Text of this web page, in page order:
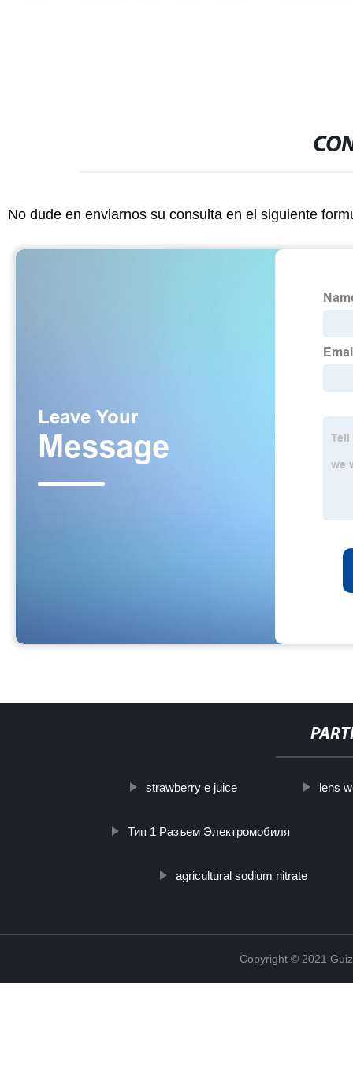
No dude en enviarnos su consulta en el siguiente
strawberry e juice lens
Тип 1 Разъем Электромобиля
agricultural sodium nitrate
Copyright © 2021